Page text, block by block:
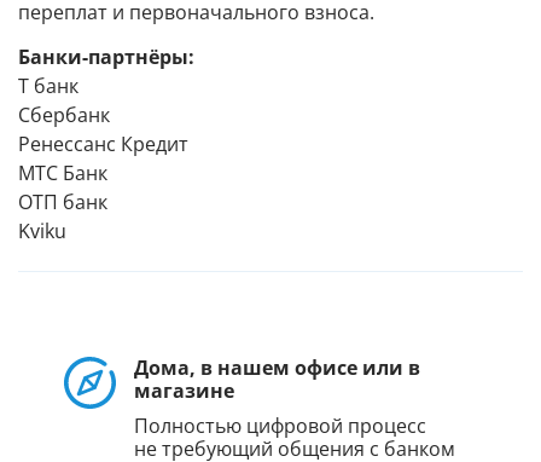
переплат и первоначального взноса.
Банки-партнёры:
Т банк
Сбербанк
Ренессанс Кредит
МТС Банк
ОТП банк
Kviku
Дома, в нашем офисе или в
магазине
Полностью цифровой процесс
не требующий общения с банком